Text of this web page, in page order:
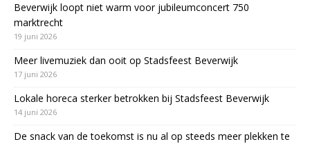
Beverwijk loopt niet warm voor jubileumconcert 750
marktrecht
19 juni 2026
Meer livemuziek dan ooit op Stadsfeest Beverwijk
17 juni 2026
Lokale horeca sterker betrokken bij Stadsfeest Beverwijk
14 juni 2026
De snack van de toekomst is nu al op steeds meer plekken te